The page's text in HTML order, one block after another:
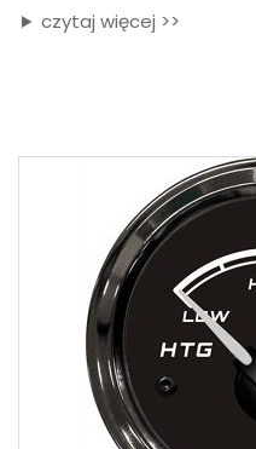
czytaj więcej >>